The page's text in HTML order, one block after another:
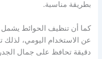
بطريقة مناسبة.
كما أن تنظيف الحوائط يشمل
عن الاستخدام اليومي،
دقيقة تحافظ على جمال